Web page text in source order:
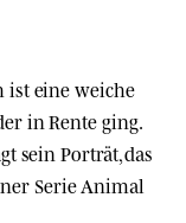
ist eine weiche
in Rente ging.
sein Porträt, das
Serie Animal